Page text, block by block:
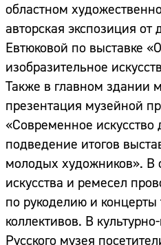
областном
авторская экспозиция от
Евтюковой по выставке
изобразительное
Также в главном здании
презентация музейной
«Современное искусство
подведение итогов
молодых художников». В
искусства и ремесел
по рукоделию и концерты
коллективов. В
Русского музея